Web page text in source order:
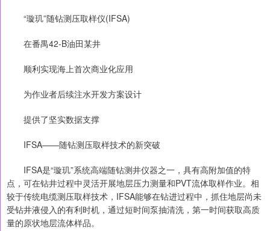
“璇玑”随钻测压取样仪(IFSA)
在番禺42-B油田某井
顺利实现海上首次商业化应用
为作业者后续注水开发方案设计
提供了坚实数据支撑
IFSA——随钻测压取样技术的新突破
IFSA是“璇玑”系统高端随钻测井仪器之一，具有高附加值的特
点，可在钻井过程中灵活开展地层压力测量和PVT流体取样作业。相
较于传统电缆测压取样技术，IFSA能够在钻进过程中，抓住地层尚未
受钻井液侵入的有利时机，通过短时间泵抽清洗，第一时间获取高质
量的原状地层流体样品。